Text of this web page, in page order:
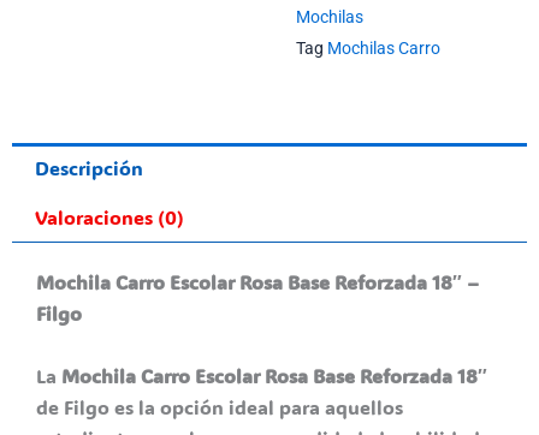
Mochilas
Tag Mochilas Carro
Descripción
Valoraciones (0)
Mochila Carro Escolar Rosa Base Reforzada 18″ –
Filgo
La Mochila Carro Escolar Rosa Base Reforzada 18″
de Filgo es la opción ideal para aquellos